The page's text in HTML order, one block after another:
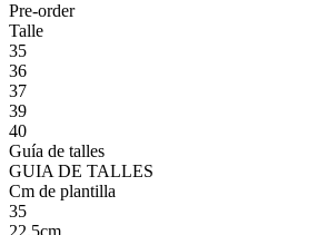
Pre-order
Talle
35
36
37
39
40
Guía de talles
GUIA DE TALLES
Cm de plantilla
35
22.5cm